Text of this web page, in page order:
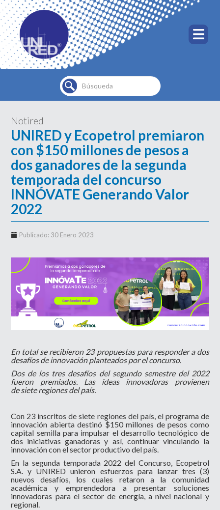
Buscar...
Notired
UNIRED y Ecopetrol premiaron
con $150 millones de pesos a
dos ganadores de la segunda
temporada del concurso
INNÓVATE Generando Valor
2022
Publicado: 30 Enero 2023
En total se recibieron 23 propuestas para responder a dos
desafíos de innovación planteados por el concurso.
Dos de los tres desafíos del segundo semestre del 2022
fueron premiados. Las ideas innovadoras provienen
de siete regiones del país.
Con 23 inscritos de siete regiones del país, el programa de
innovación abierta destinó $150 millones de pesos como
capital semilla para impulsar el desarrollo tecnológico de
dos iniciativas ganadoras y así, continuar vinculando la
innovación con el sector productivo del país.
En la segunda temporada 2022 del Concurso, Ecopetrol
S.A. y UNIRED unieron esfuerzos para lanzar tres (3)
nuevos desafíos, los cuales retaron a la comunidad
académica y emprendedora a presentar soluciones
innovadoras para el sector de energía, a nivel nacional y
regional.